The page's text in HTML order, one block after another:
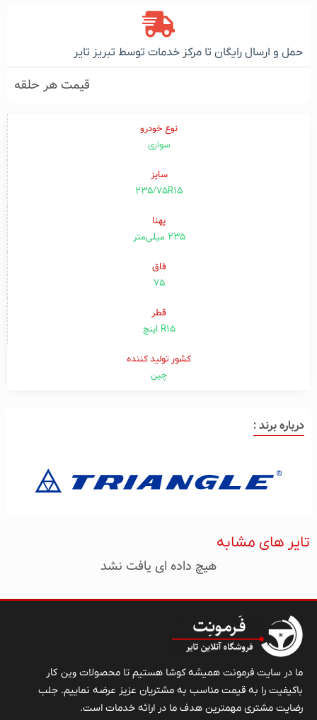
حمل و ارسال رایگان تا مرکز خدمات توسط تبریز تایر
قیمت هر حلقه
نوع خودرو
سواری
سایز
235/75R15
پهنا
۲۳۵ میلی‌متر
فاق
۷۵
قطر
R15 اینچ
کشور تولید کننده
چین
درباره برند :
تایر های مشابه
هیچ داده ای یافت نشد
ما در سایت فرمونت همیشه کوشا هستیم تا محصولات وین کار
باکیفیت را به قیمت مناسب به مشتریان عزیز عرضه نماییم. جلب
رضایت مشتری مهمترین هدف ما در ارائه خدمات است.